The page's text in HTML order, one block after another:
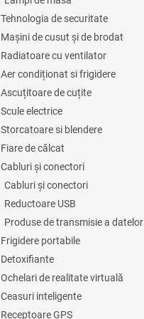
Tehnologia de securitate
Mașini de cusut și de brodat
Radiatoare cu ventilator
Aer condiționat si frigidere
Ascuțitoare de cuțite
Scule electrice
Storcatoare si blendere
Fiare de călcat
Cabluri și conectori
Cabluri și conectori
Reductoare USB
Produse de transmisie a datelor
Frigidere portabile
Detoxifiante
Ochelari de realitate virtuală
Ceasuri inteligente
Receptoare GPS